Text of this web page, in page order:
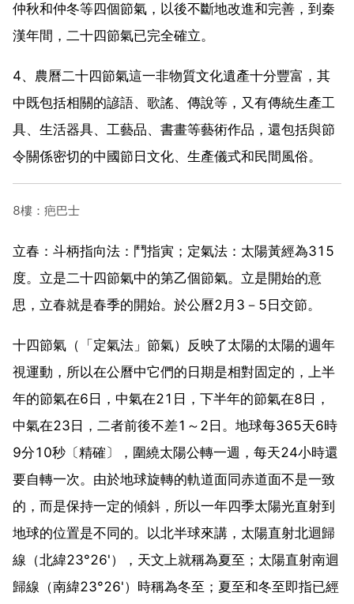
仲秋和仲冬等四個節氣，以後不斷地改進和完善，到秦
漢年間，二十四節氣已完全確立。
4、農曆二十四節氣這一非物質文化遺產十分豐富，其
中既包括相關的諺語、歌謠、傳說等，又有傳統生產工
具、生活器具、工藝品、書畫等藝術作品，還包括與節
令關係密切的中國節日文化、生產儀式和民間風俗。
8樓：疤巴士
立春：斗柄指向法：鬥指寅；定氣法：太陽黃經為315
度。立是二十四節氣中的第乙個節氣。立是開始的意
思，立春就是春季的開始。於公曆2月3－5日交節。
十四節氣（「定氣法」節氣）反映了太陽的太陽的週年
視運動，所以在公曆中它們的日期是相對固定的，上半
年的節氣在6日，中氣在21日，下半年的節氣在8日，
中氣在23日，二者前後不差1～2日。地球每365天6時
9分10秒〔精確〕，圍繞太陽公轉一週，每天24小時還
要自轉一次。由於地球旋轉的軌道面同赤道面不是一致
的，而是保持一定的傾斜，所以一年四季太陽光直射到
地球的位置是不同的。以北半球來講，太陽直射北迴歸
線（北緯23°26'），天文上就稱為夏至；太陽直射南迴
歸線（南緯23°26'）時稱為冬至；夏至和冬至即指已經